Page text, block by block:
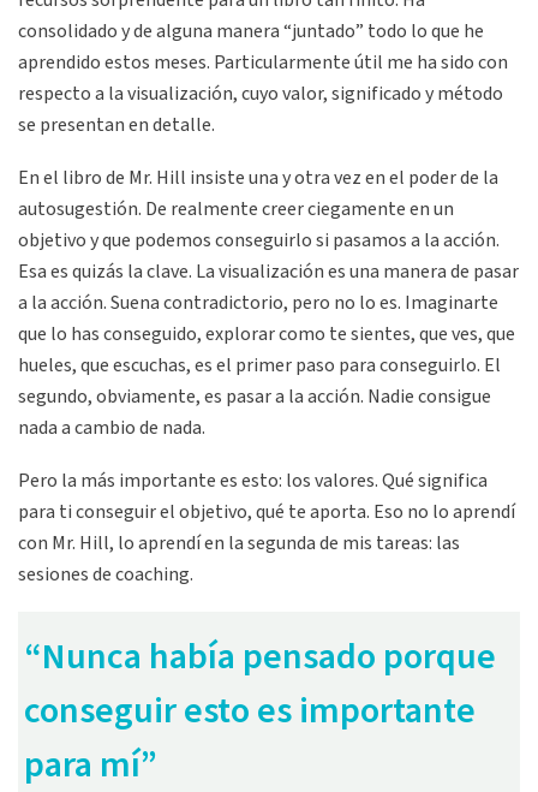
consolidado y de alguna manera “juntado” todo lo que he
aprendido estos meses. Particularmente útil me ha sido con
respecto a la visualización, cuyo valor, significado y método
se presentan en detalle.
En el libro de Mr. Hill insiste una y otra vez en el poder de la
autosugestión. De realmente creer ciegamente en un
objetivo y que podemos conseguirlo si pasamos a la acción.
Esa es quizás la clave. La visualización es una manera de pasar
a la acción. Suena contradictorio, pero no lo es. Imaginarte
que lo has conseguido, explorar como te sientes, que ves, que
hueles, que escuchas, es el primer paso para conseguirlo. El
segundo, obviamente, es pasar a la acción. Nadie consigue
nada a cambio de nada.
Pero la más importante es esto: los valores. Qué significa
para ti conseguir el objetivo, qué te aporta. Eso no lo aprendí
con Mr. Hill, lo aprendí en la segunda de mis tareas: las
sesiones de coaching.
“Nunca había pensado porque
conseguir esto es importante
para mí”